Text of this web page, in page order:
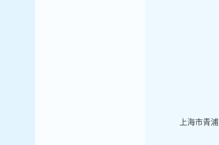
上海市青